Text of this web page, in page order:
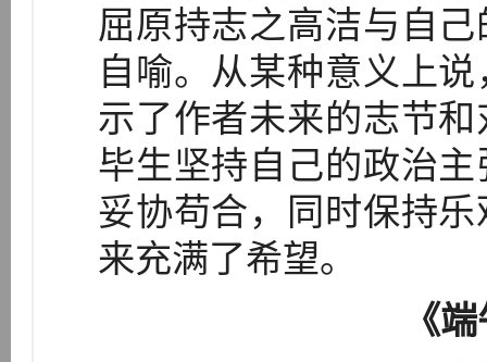
屈原持志之高洁与自
自喻。从某种意义上
示了作者未来的志节
毕生坚持自己的政治
妥协苟合，同时保持
来充满了希望。
《